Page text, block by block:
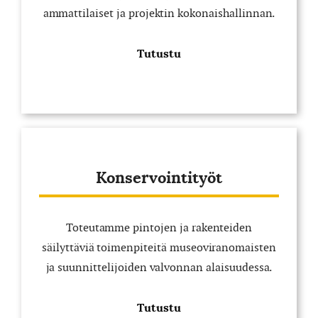
ammattilaiset ja projektin kokonaishallinnan.
Tutustu
Konservointityöt
Toteutamme pintojen ja rakenteiden
säilyttäviä toimenpiteitä museoviranomaisten
ja suunnittelijoiden valvonnan alaisuudessa.
Tutustu